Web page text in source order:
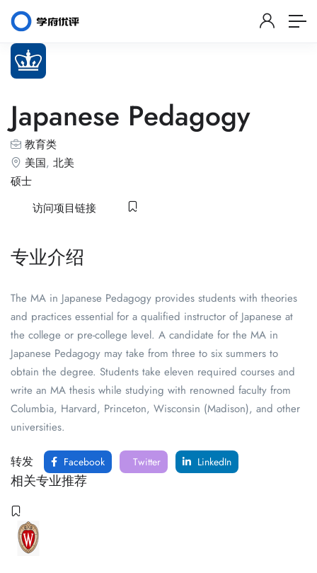
Japanese Pedagogy
教育类
美国, 北美
硕士
访问项目链接
专业介绍
The MA in Japanese Pedagogy provides students with theories
and practices essential for a qualified instructor of Japanese at
the college or pre-college level. A candidate for the MA in
Japanese Pedagogy may take from three to six summers to
obtain the degree. Students take eleven required courses and
write an MA thesis while studying with renowned faculty from
Columbia, Harvard, Princeton, Wisconsin (Madison), and other
universities.
转发 Facebook Twitter LinkedIn
相关专业推荐